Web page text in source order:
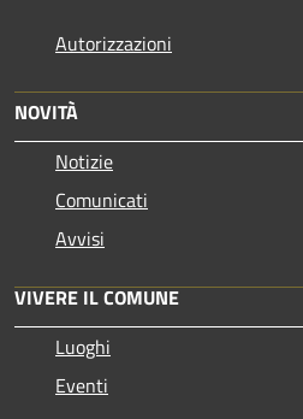
Autorizzazioni
NOVITÀ
Notizie
Comunicati
Avvisi
VIVERE IL COMUNE
Luoghi
Eventi